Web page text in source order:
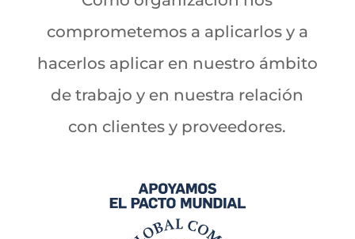
comprometemos a aplicarlos y a
hacerlos aplicar en nuestro ámbito
de trabajo y en nuestra relación
con clientes y proveedores.